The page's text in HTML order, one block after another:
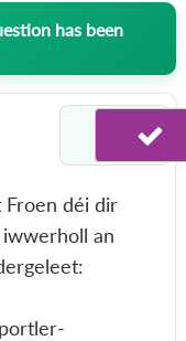
has been
Froen déi dir
an